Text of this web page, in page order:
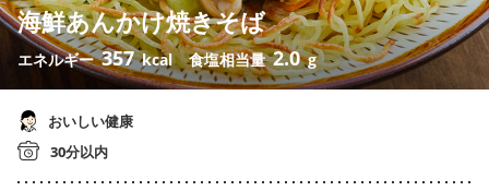
海鮮あんかけ焼きそば
エネルギー357 kcal 食塩相当量2.0 g
おいしい健康
30分以内